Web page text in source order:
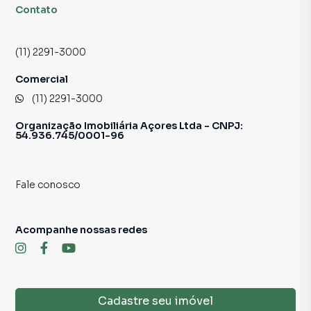
11 2291-3000
Fotos meramente ilustrativas.
Contato
(11) 2291-3000
Comercial
(11) 2291-3000
Organização Imobiliária Açores Ltda - CNPJ:
54.936.745/0001-96
Fale conosco
Cadastre seu imóvel
Acompanhe nossas redes